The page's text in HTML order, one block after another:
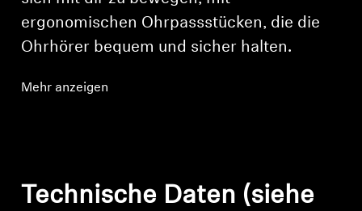
ergonomischen Ohrpassstücken, die die
Ohrhörer bequem und sicher halten.
Mehr anzeigen
Technische Daten (siehe